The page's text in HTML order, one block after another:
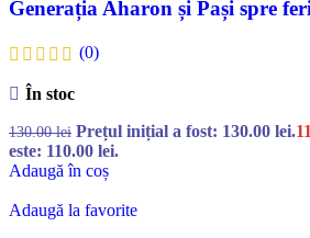
Generația Aharon și Pași spre
(0)
În stoc
130.00lei Prețul inițial a fost: 130.00 lei.
este: 110.00 lei.
Adaugă în coș
Adaugă la favorite